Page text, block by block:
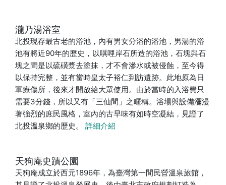
瀧乃湯浴室
北投現存最古老的浴池，內有男女分浴的浴池，男湯的浴
池有將近90年的歷史，以唭哩岸石所造的浴池，石塊與石
塊之間是以硫磺漿去塗抹，才不會滲水或被侵蝕，至今得
以保持完整，並有當時皇太子裕仁到訪遺跡。此地原為日
軍療傷所，後來才開放給大眾使用。由於當時的入浴費只
需要3分錢，所以又有「三仙間」之暱稱。浴場與設備瀰漫
著強烈的庶民風格，室內的古早味有如時空凝結，見證了
北投溫泉鄉的歷史。 詳細介紹
天狗庵史蹟公園
天狗庵成立於西元1896年，為臺灣第一間民營溫泉旅館，